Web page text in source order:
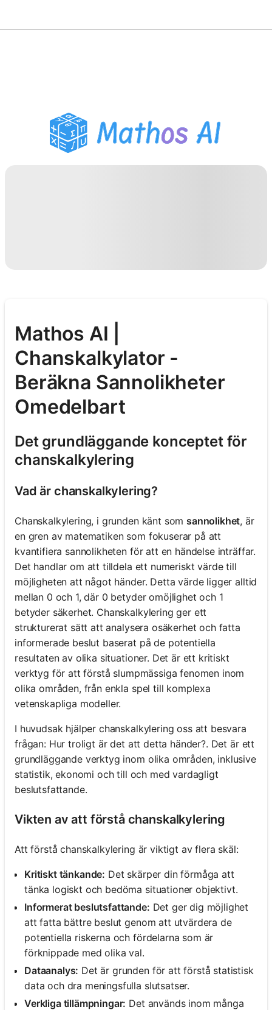
PDF Läxhjälp
Studieverktyg
Mathos AI |
Chanskalkylator -
Beräkna Sannolikheter
Omedelbart
Det grundläggande konceptet för
chanskalkylering
Vad är chanskalkylering?
Chanskalkylering, i grunden känt somsannolikhet, är
en gren av matematiken som fokuserar på att
kvantifiera sannolikheten för att en händelse inträffar.
Det handlar om att tilldela ett numeriskt värde till
möjligheten att något händer. Detta värde ligger alltid
mellan 0 och 1, där 0 betyder omöjlighet och 1
betyder säkerhet. Chanskalkylering ger ett
strukturerat sätt att analysera osäkerhet och fatta
informerade beslut baserat på de potentiella
resultaten av olika situationer. Det är ett kritiskt
verktyg för att förstå slumpmässiga fenomen inom
olika områden, från enkla spel till komplexa
vetenskapliga modeller.
I huvudsak hjälper chanskalkylering oss att besvara
frågan: Hur troligt är det att detta händer?. Det är ett
grundläggande verktyg inom olika områden, inklusive
statistik, ekonomi och till och med vardagligt
beslutsfattande.
Vikten av att förstå chanskalkylering
Att förstå chanskalkylering är viktigt av flera skäl:
Kritiskt tänkande: Det skärper din förmåga att
tänka logiskt och bedöma situationer objektivt.
Informerat beslutsfattande: Det ger dig möjlighet
att fatta bättre beslut genom att utvärdera de
potentiella riskerna och fördelarna som är
förknippade med olika val.
Dataanalys: Det är grunden för att förstå statistisk
data och dra meningsfulla slutsatser.
Verkliga tillämpningar: Det används inom många